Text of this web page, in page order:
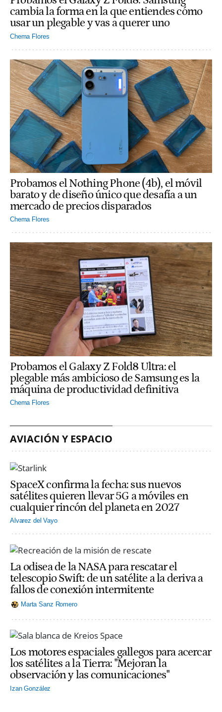
cambia la forma en la que entiendes cómo
usar un plegable y vas a querer uno
Chema Flores
Probamos el Nothing Phone (4b), el móvil
barato y de diseño único que desafía a un
mercado de precios disparados
Chema Flores
Probamos el Galaxy Z Fold8 Ultra: el
plegable más ambicioso de Samsung es la
máquina de productividad definitiva
Chema Flores
AVIACIÓN Y ESPACIO
SpaceX confirma la fecha: sus nuevos
satélites quieren llevar 5G a móviles en
cualquier rincón del planeta en 2027
Alvarez del Vayo
La odisea de la NASA para rescatar el
telescopio Swift: de un satélite a la deriva a
fallos de conexión intermitente
Marta Sanz Romero
Los motores espaciales gallegos para acercar
los satélites a la Tierra: "Mejoran la
observación y las comunicaciones"
Izan González